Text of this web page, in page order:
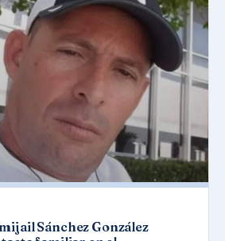
Sánchez González